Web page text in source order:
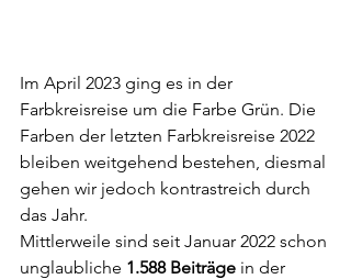
Im April 2023 ging es in der
Farbkreisreise um die Farbe Grün. Die
Farben der letzten Farbkreisreise 2022
bleiben weitgehend bestehen, diesmal
gehen wir jedoch kontrastreich durch
das Jahr.
Mittlerweile sind seit Januar 2022 schon
unglaubliche 1.588 Beiträge in der